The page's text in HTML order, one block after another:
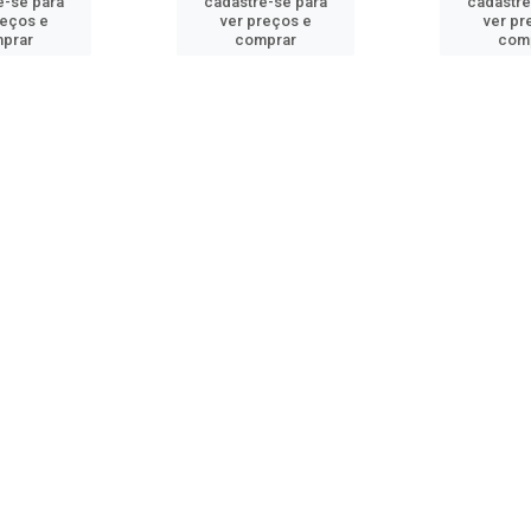
e
ver preços e
comprar
ver